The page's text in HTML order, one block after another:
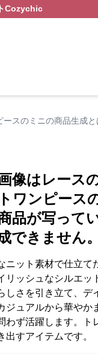
Cozychic
スのミニの商品生成
像はレース
ワンピース
品が写って
できません。
ニット素材で仕立て
リッシュなシルエッ
しさを引き立て、デ
ジュアルから華やか
わず活躍します。ト
出すアイテムです。